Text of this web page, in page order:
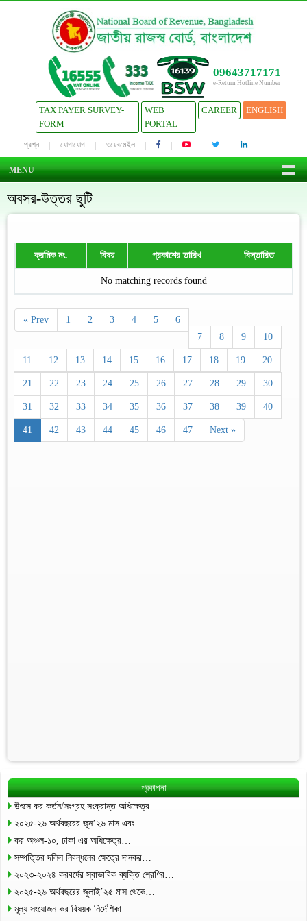
09643717171
e-Return Hotline Number
TAX PAYER SURVEY-
FORM
WEB
PORTAL
CAREER ENGLISH
প্রশ্ন যোগাযোগ ওয়েবমেইল
MENU
অবসর-উত্তর ছুটি
ক্রমিক নং. বিষয় প্রকাশের তারিখ বিস্তারিত
No matching records found
« Prev 1 2 3 4 5
6
7
8 9 10
11 12 13 14 15 16 17 18 19 20
21 22 23 24 25 26 27 28 29 30
31 32 33 34 35 36 37 38 39 40
41 42 43 44 45 46 47 Next »
প্রকাশনা
উৎসে কর কর্তন/সংগ্রহ সংক্রান্ত অধিক্ষেত্র…
২০২৫-২৬ অর্থবছরের জুন’২৬ মাস এবং…
কর অঞ্চল-১০, ঢাকা এর অধিক্ষেত্র…
সম্পত্তির দলিল নিবন্ধনের ক্ষেত্রে দানকর…
২০২৩-২০২৪ করবর্ষের স্বাভাবিক ব্যক্তি শ্রেণির…
২০২৫-২৬ অর্থবছরের জুলাই’২৫ মাস থেকে…
মূল্য সংযোজন কর বিষয়ক নির্দেশিকা